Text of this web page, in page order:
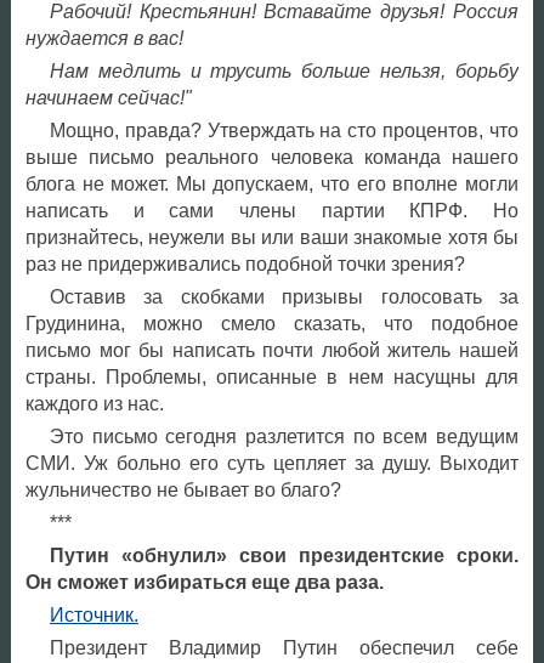
Рабочий! Крестьянин! Вставайте друзья! Россия
нуждается в вас!
Нам медлить и трусить больше нельзя, борьбу
начинаем сейчас!"
Мощно, правда? Утверждать на сто процентов, что
выше письмо реального человека команда нашего
блога не может. Мы допускаем, что его вполне могли
написать и сами члены партии КПРФ. Но
признайтесь, неужели вы или ваши знакомые хотя бы
раз не придерживались подобной точки зрения?
Оставив за скобками призывы голосовать за
Грудинина, можно смело сказать, что подобное
письмо мог бы написать почти любой житель нашей
страны. Проблемы, описанные в нем насущны для
каждого из нас.
Это письмо сегодня разлетится по всем ведущим
СМИ. Уж больно его суть цепляет за душу. Выходит
жульничество не бывает во благо?
***
Путин «обнулил» свои президентские сроки.
Он сможет избираться еще два раза.
Источник.
Президент Владимир Путин обеспечил себе